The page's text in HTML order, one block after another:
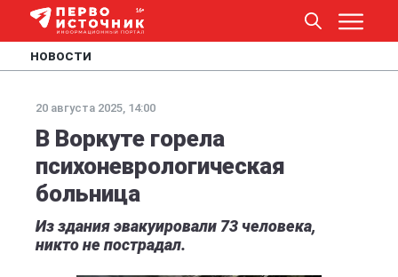
НОВОСТИ
20 августа 2025, 14:00
В Воркуте горела
психоневрологическая
больница
Из здания эвакуировали 73 человека,
никто не пострадал.